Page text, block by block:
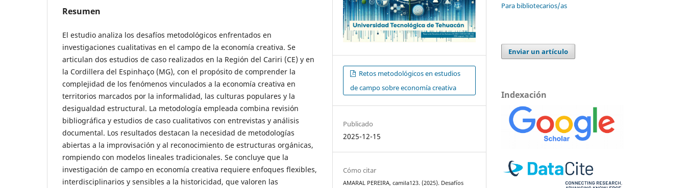
Resumen
El estudio analiza los desafíos metodológicos enfrentados en
investigaciones cualitativas en el campo de la economía creativa. Se
articulan dos estudios de caso realizados en la Región del Cariri (CE) y en
la Cordillera del Espinhaço (MG), con el propósito de comprender la
complejidad de los fenómenos vinculados a la economía creativa en
territorios marcados por la informalidad, las culturas populares y la
desigualdad estructural. La metodología empleada combina revisión
bibliográfica y estudios de caso cualitativos con entrevistas y análisis
documental. Los resultados destacan la necesidad de metodologías
abiertas a la improvisación y al reconocimiento de estructuras orgánicas,
rompiendo con modelos lineales tradicionales. Se concluye que la
investigación de campo en economía creativa requiere enfoques flexibles,
interdisciplinarios y sensibles a la historicidad, que valoren las
Retos metodológicos en estudios
de campo sobre economía creativa
Publicado
2025-12-15
Cómo citar
AMARAL PEREIRA, camila123. (2025). Desafíos
Para bibliotecarios/as
Enviar un artículo
Indexación